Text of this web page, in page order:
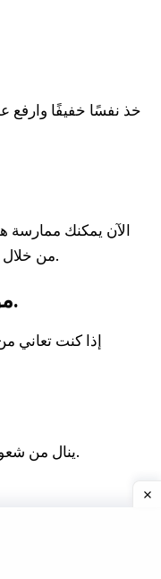
خذ نفسًا خفيفًا
الآن يمكنك
من خلال هذا يمكنك تحقيق توازن فعال لظهرك.
موانع أو قيود يوجا سوكاسانا.
إذا كنت تعاني
ينال من.